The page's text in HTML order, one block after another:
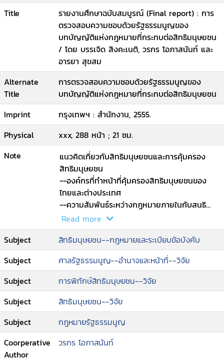
Title
รายงานศึกษาฉบับสมบูรณ์ (Final report) : การ
ตรวจสอบความชอบด้วยรัฐธรรมนูญของ
บทบัญญัติแห่งกฎหมายที่กระทบต่อสิทธิมนุษยชน
/ โดย บรรเจิด สิงคะเนติ, วรกร โอภาสนันท์ และ
อารยา สุขสม
Alternate
Title
การตรวจสอบความชอบด้วยรัฐธรรมนูญของ
บทบัญญัติแห่งกฎหมายที่กระทบต่อสิทธิมนุษยชน
Imprint
กรุงเทพฯ : สำนักงาน, 2555.
Physical
xxx, 288 หน้า ; 21 ซม.
Note
แนวคิดเกี่ยวกับสิทธิมนุษยชนและการคุ้มครอง
สิทธิมนุษยชน
--องค์กรที่ทำหน้าที่คุ้มครองสิทธิมนุษยชนของ
ไทยและต่างประเทศ
--ความสัมพันธ์ระหว่างกฎหมายภายในกับสนธิ
สัญญาระหว่างประเทศด้านสิทธิมนุษยชน
--อำนาจหน้าที่ของศาลสูงสุดหรือศาลรัฐธรรมนูญ
ของต่างประเทศในการพิจารณาวินิจฉัยเกี่ยวกับ
บทบัญญัติแห่งกฎหมายที่กระทบต่อสิทธิมนุษยชน
--อำนาจหน้าที่ของศาลรัฐธรรมนูญในการ
พิจารณาวินิจฉัยเกี่ยวกับบทบัญญัติแห่งกฎหมาย
ที่กระทบต่อสิทธิมนุษยชน
--บทบัญญัติแห่งกฎหมายไทยที่กระทบต่อสิทธิ
มนุษยชนและมีปัญหาความชอบด้วยรัฐธรรมนูญ
Read more
Subject
สิทธิมนุษยชน--กฎหมายและระเบียบข้อบังคับ
Subject
ศาลรัฐธรรมนูญ--อำนาจและหน้าที่--วิจัย
Subject
การพิทักษ์สิทธิมนุษยชน--วิจัย
Subject
สิทธิมนุษยชน--วิจัย
Subject
กฎหมายรัฐธรรมนูญ
Coorperative
Author
วรกร โอภาสนันท์